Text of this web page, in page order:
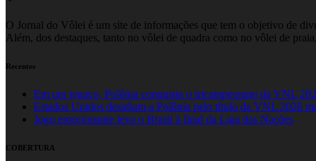
O Jornal do Vôlei é um site de informações que tem o objetivo de
Além, dos destaques, tanto no vôlei de quadra como no vôlei de
Recentes
Em um jogaço, Polônia conquista o tricampeonato da VNL
Estados Unidos desafiam a Polônia pelo título da VNL 2026
Jogo emocionante leva o Brasil à final da Liga das Nações
COBERTURA